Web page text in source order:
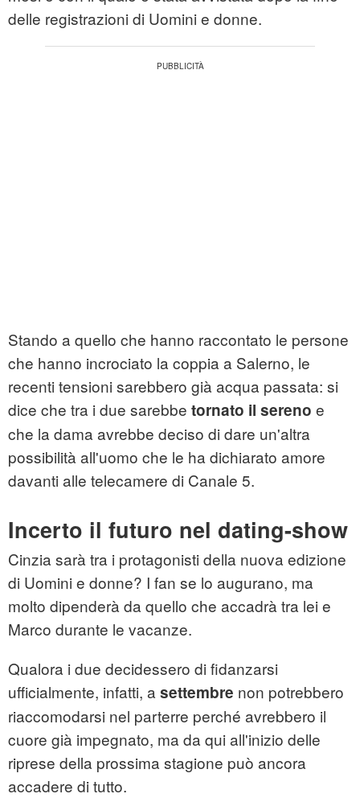
delle registrazioni di Uomini e donne.
Stando a quello che hanno raccontato le persone
che hanno incrociato la coppia a Salerno, le
recenti tensioni sarebbero già acqua passata: si
dice che tra i due sarebbe tornato il sereno e
che la dama avrebbe deciso di dare un'altra
possibilità all'uomo che le ha dichiarato amore
davanti alle telecamere di Canale 5.
Incerto il futuro nel dating-show
Cinzia sarà tra i protagonisti della nuova edizione
di Uomini e donne? I fan se lo augurano, ma
molto dipenderà da quello che accadrà tra lei e
Marco durante le vacanze.
Qualora i due decidessero di fidanzarsi
ufficialmente, infatti, a settembre non potrebbero
riaccomodarsi nel parterre perché avrebbero il
cuore già impegnato, ma da qui all'inizio delle
riprese della prossima stagione può ancora
accadere di tutto.